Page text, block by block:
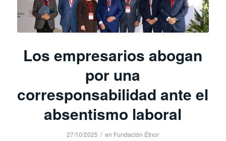
Los empresarios abogan
por una
corresponsabilidad ante el
absentismo laboral
27/10/2025 / en Fundación Étnor